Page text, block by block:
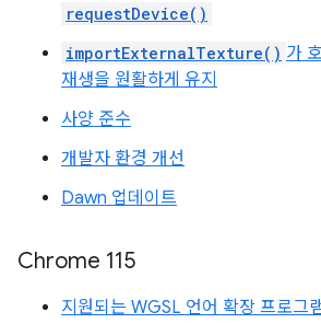
requestDevice()
importExternalTexture() 가
재생을 원활하게 유지
사양 준수
개발자 환경 개선
Dawn 업데이트
Chrome 115
지원되는 WGSL 언어 확장 프로그